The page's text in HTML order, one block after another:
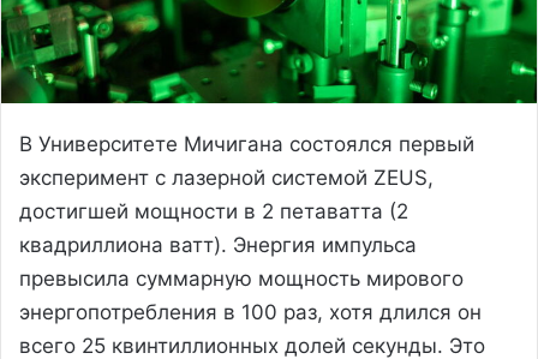
В Университете Мичигана состоялся первый
эксперимент с лазерной системой ZEUS,
достигшей мощности в 2 петаватта (2
квадриллиона ватт). Энергия импульса
превысила суммарную мощность мирового
энергопотребления в 100 раз, хотя длился он
всего 25 квинтиллионных долей секунды. Это